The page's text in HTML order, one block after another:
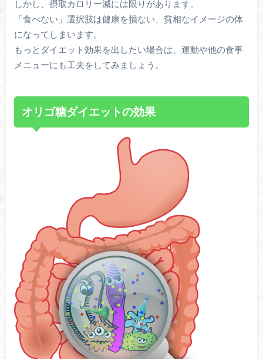
しかし、摂取カロリー減には限りがあります。
「食べない」選択肢は健康を損ない、貧相なイメージの体
になってしまいます。
もっとダイエット効果を出したい場合は、運動や他の食事
メニューにも工夫をしてみましょう。
オリゴ糖ダイエットの効果